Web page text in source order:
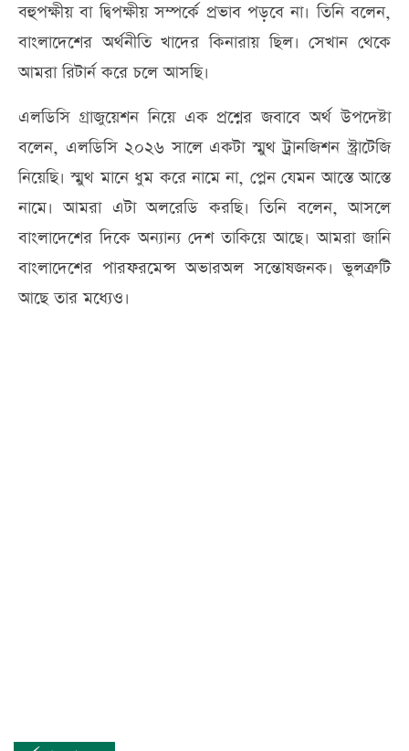
বহুপক্ষীয় বা দ্বিপক্ষীয় সম্পর্কে প্রভাব পড়বে না। তিনি বলেন,
বাংলাদেশের অর্থনীতি খাদের কিনারায় ছিল। সেখান থেকে
আমরা রিটার্ন করে চলে আসছি।
এলডিসি গ্রাজুয়েশন নিয়ে এক প্রশ্নের জবাবে অর্থ উপদেষ্টা
বলেন, এলডিসি ২০২৬ সালে একটা স্মুথ ট্রানজিশন স্ট্রাটেজি
নিয়েছি। স্মুথ মানে ধুম করে নামে না, প্লেন যেমন আস্তে আস্তে
নামে। আমরা এটা অলরেডি করছি। তিনি বলেন, আসলে
বাংলাদেশের দিকে অন্যান্য দেশ তাকিয়ে আছে। আমরা জানি
বাংলাদেশের পারফরমেন্স অভারঅল সন্তোষজনক। ভুলত্রুটি
আছে তার মধ্যেও।